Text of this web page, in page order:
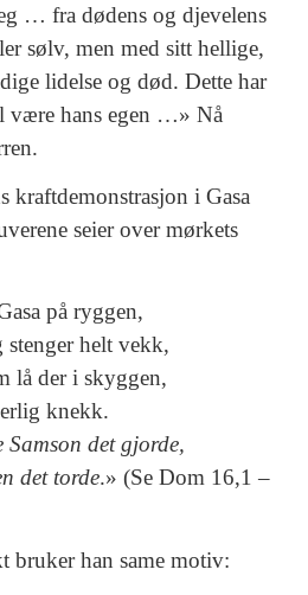
… fra dødens og djevelens
sølv, men med sitt hellige,
lidelse og død. Dette har
være hans egen …» Nå
kraftdemonstrasjon i Gasa
seier over mørkets
på ryggen,
stenger helt vekk,
lå der i skyggen,
knekk.
Samson det gjorde,
det torde.» (Se Dom 16,1 –
bruker han same motiv: